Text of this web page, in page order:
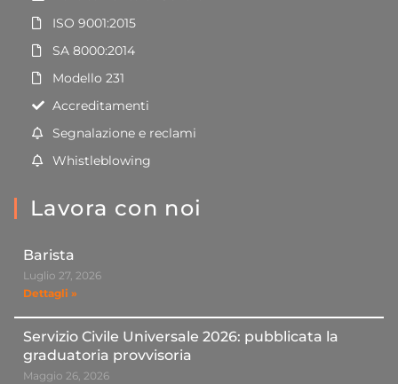
ISO 9001:2015
SA 8000:2014
Modello 231
Accreditamenti
Segnalazione e reclami
Whistleblowing
Lavora con noi
Barista
Luglio 27, 2026
Dettagli »
Servizio Civile Universale 2026: pubblicata la
graduatoria provvisoria
Maggio 26, 2026